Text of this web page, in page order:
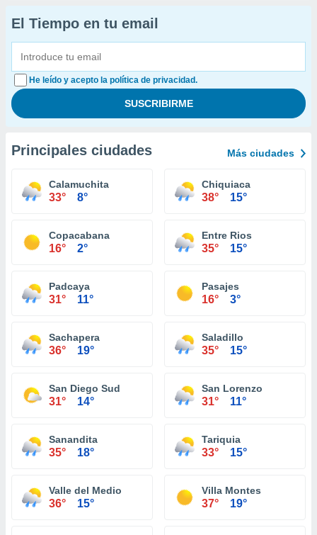
El Tiempo en tu email
He leído y acepto la política de privacidad.
Principales ciudades Más ciudades
Calamuchita
33° 8°
Chiquiaca
38° 15°
Copacabana
16° 2°
Entre Rios
35° 15°
Padcaya
31° 11°
Pasajes
16° 3°
Sachapera
36° 19°
Saladillo
35° 15°
San Diego Sud
31° 14°
San Lorenzo
31° 11°
Sanandita
35° 18°
Tariquia
33° 15°
Valle del Medio
36° 15°
Villa Montes
37° 19°